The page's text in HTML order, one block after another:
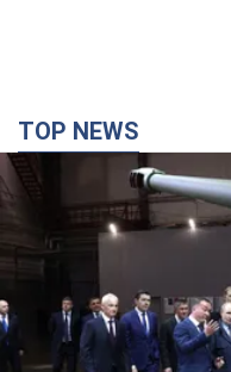
TOP NEWS